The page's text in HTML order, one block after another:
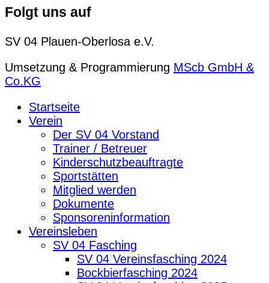
Folgt uns auf
SV 04 Plauen-Oberlosa e.V.
Umsetzung & Programmierung MScb GmbH &
Co.KG
Startseite
Verein
Der SV 04 Vorstand
Trainer / Betreuer
Kinderschutzbeauftragte
Sportstätten
Mitglied werden
Dokumente
Sponsoreninformation
Vereinsleben
SV 04 Fasching
SV 04 Vereinsfasching 2024
Bockbierfasching 2024